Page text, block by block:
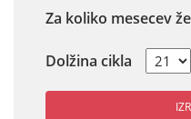
Za koliko mesecev
Dolžina cikla